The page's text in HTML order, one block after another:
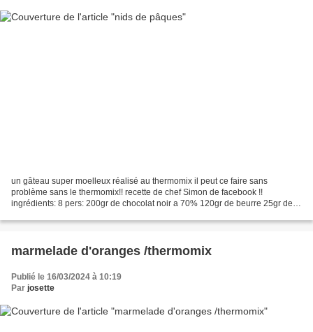
un gâteau super moelleux réalisé au thermomix il peut ce faire sans
problème sans le thermomix!! recette de chef Simon de facebook !!
ingrédients: 8 pers: 200gr de chocolat noir a 70% 120gr de beurre 25gr de
marmelade d'oranges /thermomix
Publié le 16/03/2024 à 10:19
Par josette